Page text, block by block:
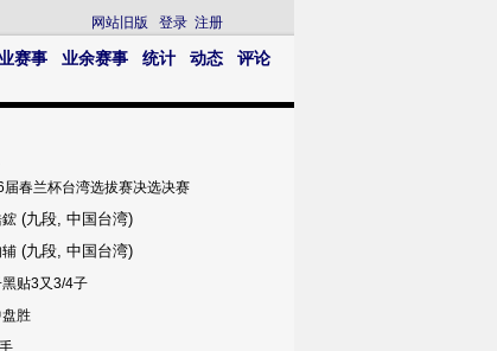
网站旧版 登录 注册
赛事 业余赛事 统计 动态
评论
届春兰杯台湾选拔赛决选决赛
(九段, 中国台湾)
(九段, 中国台湾)
黑贴3又3/4子
胜